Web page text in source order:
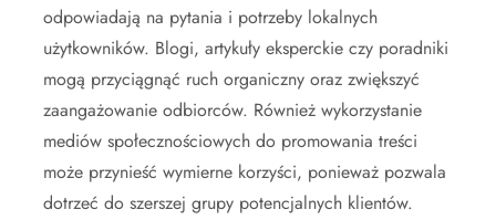
odpowiadają na pytania i potrzeby lokalnych
użytkowników. Blogi, artykuły eksperckie czy poradniki
mogą przyciągnąć ruch organiczny oraz zwiększyć
zaangażowanie odbiorców. Również wykorzystanie
mediów społecznościowych do promowania treści
może przynieść wymierne korzyści, ponieważ pozwala
dotrzeć do szerszej grupy potencjalnych klientów.